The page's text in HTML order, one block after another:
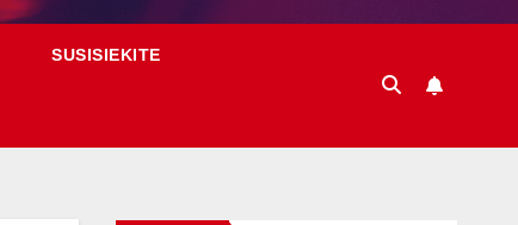
SUSISIEKITE